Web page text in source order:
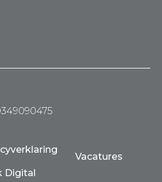
Vacatures
Digital